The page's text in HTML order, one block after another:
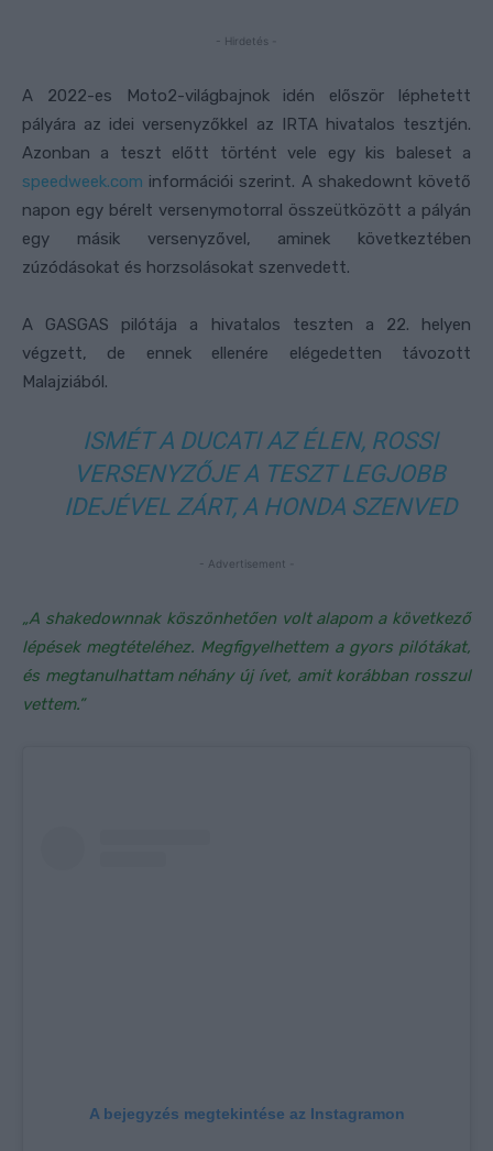
- Hirdetés -
A 2022-es Moto2-világbajnok idén először léphetett
pályára az idei versenyzőkkel az IRTA hivatalos tesztjén.
Azonban a teszt előtt történt vele egy kis baleset a
speedweek.com információi szerint. A shakedownt követő
napon egy bérelt versenymotorral összeütközött a pályán
egy másik versenyzővel, aminek következtében
zúzódásokat és horzsolásokat szenvedett.
A GASGAS pilótája a hivatalos teszten a 22. helyen
végzett, de ennek ellenére elégedetten távozott
Malajziából.
ISMÉT A DUCATI AZ ÉLEN, ROSSI
VERSENYZŐJE A TESZT LEGJOBB
IDEJÉVEL ZÁRT, A HONDA SZENVED
- Advertisement -
„A shakedownnak köszönhetően volt alapom a következő
lépések megtételéhez. Megfigyelhettem a gyors pilótákat,
és megtanulhattam néhány új ívet, amit korábban rosszul
vettem.”
A bejegyzés megtekintése az Instagramon